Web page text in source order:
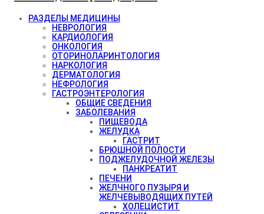
РАЗДЕЛЫ МЕДИЦИНЫ
НЕВРОЛОГИЯ
КАРДИОЛОГИЯ
ОНКОЛОГИЯ
ОТОРИНОЛАРИНТОЛОГИЯ
НАРКОЛОГИЯ
ДЕРМАТОЛОГИЯ
НЕФРОЛОГИЯ
ГАСТРОЭНТЕРОЛОГИЯ
ОБЩИЕ СВЕДЕНИЯ
ЗАБОЛЕВАНИЯ
ПИЩЕВОДА
ЖЕЛУДКА
ГАСТРИТ
БРЮШНОЙ ПОЛОСТИ
ПОДЖЕЛУДОЧНОЙ ЖЕЛЕЗЫ
ПАНКРЕАТИТ
ПЕЧЕНИ
ЖЕЛЧНОГО ПУЗЫРЯ И
ЖЕЛЧЕВЫВОДЯЩИХ ПУТЕЙ
ХОЛЕЦИСТИТ